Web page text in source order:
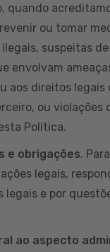
quando
ou tomar
suspeitas
envolvam
aos direitos legais
ou violações
Política.
e obrigações.
legais,
legais e por
ao aspecto